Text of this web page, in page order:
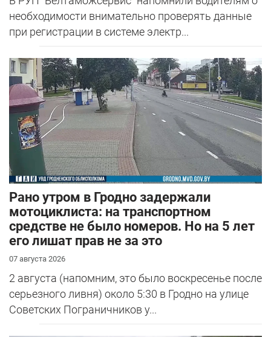
необходимости внимательно проверять данные
при регистрации в системе электр...
Рано утром в Гродно задержали
мотоциклиста: на транспортном
средстве не было номеров. Но на 5 лет
его лишат прав не за это
07 августа 2026
2 августа (напомним, это было воскресенье после
серьезного ливня) около 5:30 в Гродно на улице
Советских Пограничников у...